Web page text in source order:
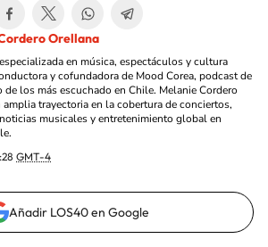
Orellana
en música, espectáculos y cultura
y cofundadora de Mood Corea, podcast de
de los más escuchado en Chile. Melanie Cordero
amplia trayectoria en la cobertura de conciertos,
musicales y entretenimiento global en
GMT-4
Añadir LOS40 en Google